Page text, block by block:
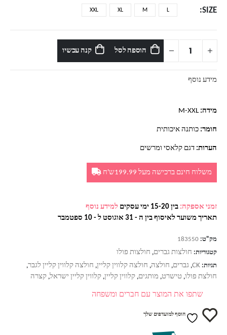
SIZE
L
M
XL
XXL
הוספה לסל קנה עכשיו
מידע נוסף
מידה: M-XXL
חומר: כותנה איכותית
הערות: דגם קלאסי ומרשים
משלוח חינם ברכישה מעל 199.99ש'ח
זמני אספקה: בין 15-20 ימי עסקים
למידע נוסף
תאריך משוער לאיסוף בין ה - 31 אוגוסט ל - 10 ספטמבר
מק"ט: 183550
קטגוריות: חולצות גברים, חולצות פולו
תגיות: CK
, גברים, חולצה, חולצה קלווין קליין, חולצה קלווין קליין לגבר,
חולצת פולו, טישרט, מותגים, קלווין קליין, קלווין קליין ישראל, קצרה
שתפו את המוצר עם חברים ומשפחה
הוסף למועדפים שלך